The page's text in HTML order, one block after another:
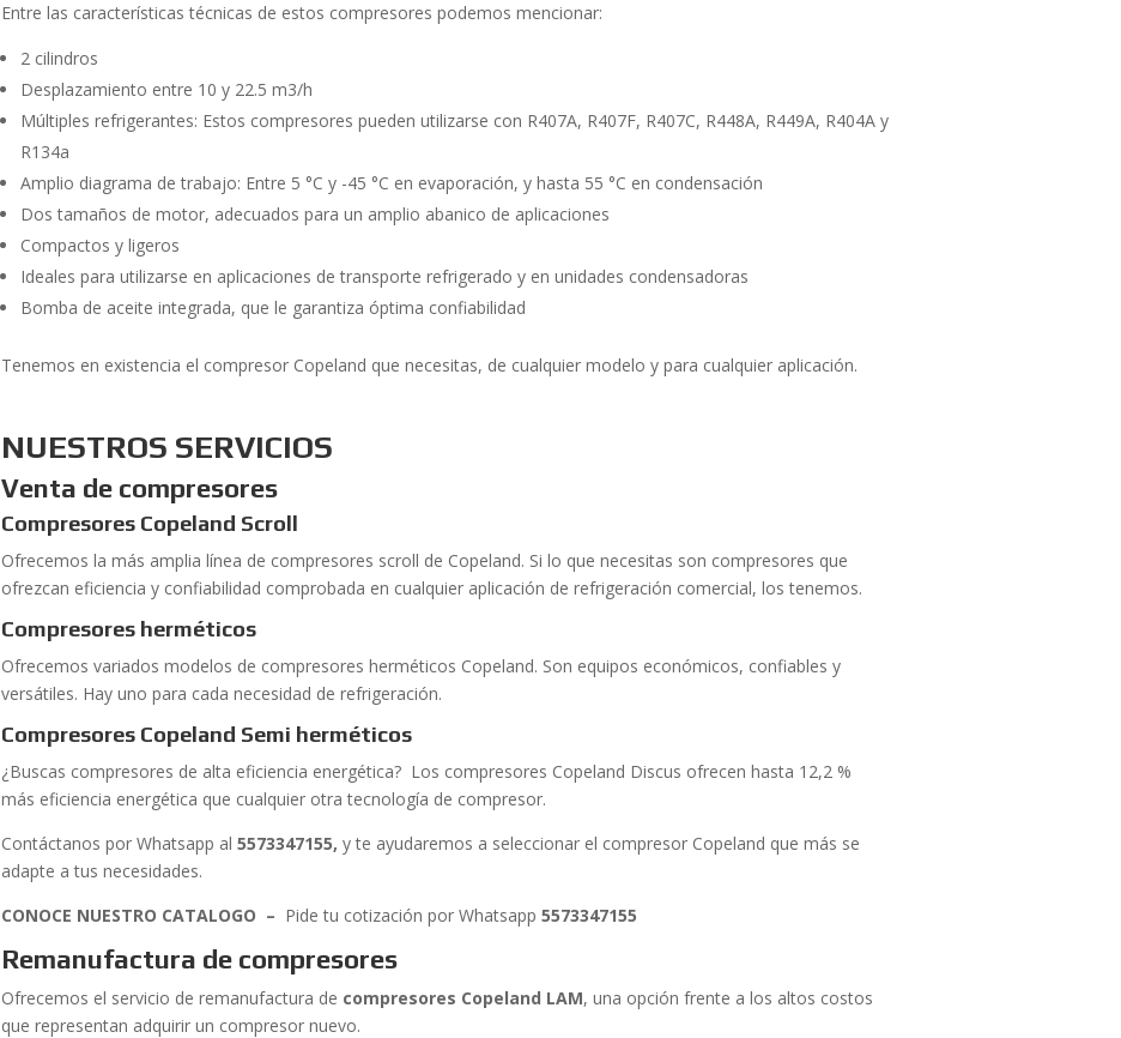
Entre las características técnicas de estos compresores podemos mencionar:
2 cilindros
Desplazamiento entre 10 y 22.5 m3/h
Múltiples refrigerantes: Estos compresores pueden utilizarse con R407A, R407F, R407C, R448A, R449A, R404A y
R134a
Amplio diagrama de trabajo: Entre 5 °C y -45 °C en evaporación, y hasta 55 °C en condensación
Dos tamaños de motor, adecuados para un amplio abanico de aplicaciones
Compactos y ligeros
Ideales para utilizarse en aplicaciones de transporte refrigerado y en unidades condensadoras
Bomba de aceite integrada, que le garantiza óptima confiabilidad
Tenemos en existencia el compresor Copeland que necesitas, de cualquier modelo y para cualquier aplicación.
NUESTROS SERVICIOS
Venta de compresores
Compresores Copeland Scroll
Ofrecemos la más amplia línea de compresores scroll de Copeland. Si lo que necesitas son compresores que
ofrezcan eficiencia y confiabilidad comprobada en cualquier aplicación de refrigeración comercial, los tenemos.
Compresores herméticos
Ofrecemos variados modelos de compresores herméticos Copeland. Son equipos económicos, confiables y
versátiles. Hay uno para cada necesidad de refrigeración.
Compresores Copeland Semi herméticos
¿Buscas compresores de alta eficiencia energética? Los compresores Copeland Discus ofrecen hasta 12,2 %
más eficiencia energética que cualquier otra tecnología de compresor.
Contáctanos por Whatsapp al5573347155,y te ayudaremos a seleccionar el compresor Copeland que más se
adapte a tus necesidades.
CONOCE NUESTRO CATALOGO – Pide tu cotización por Whatsapp 5573347155
Remanufactura de compresores
Ofrecemos el servicio de remanufactura de compresores Copeland LAM, una opción frente a los altos costos
que representan adquirir un compresor nuevo.